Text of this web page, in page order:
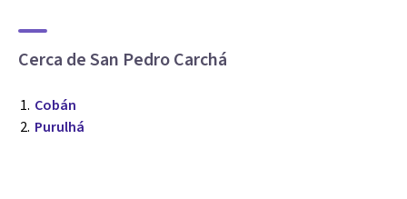
Cerca de San Pedro Carchá
Cobán
Purulhá